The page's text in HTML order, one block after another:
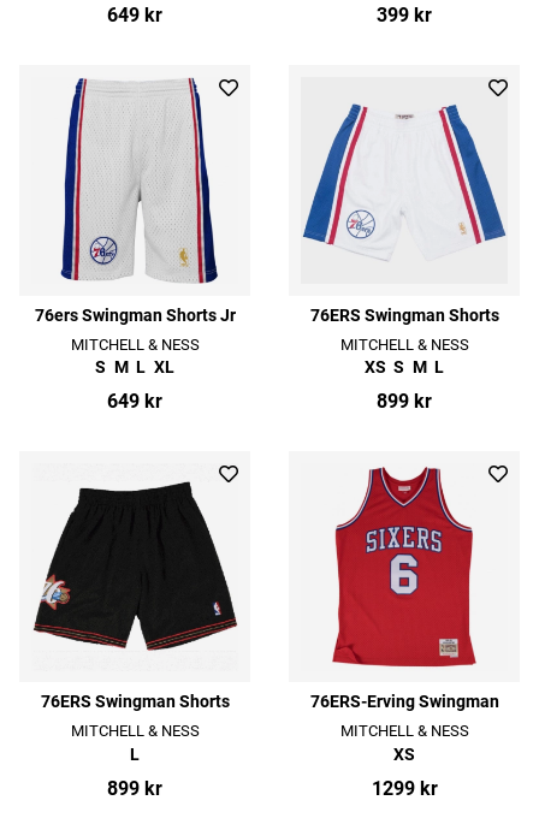
649 kr 399 kr
76ers Swingman Shorts Jr
MITCHELL & NESS
S M L XL
649 kr
76ERS Swingman Shorts
MITCHELL & NESS
XS S M L
899 kr
76ERS Swingman Shorts
MITCHELL & NESS
L
899 kr
76ERS-Erving Swingman
MITCHELL & NESS
XS
1299 kr